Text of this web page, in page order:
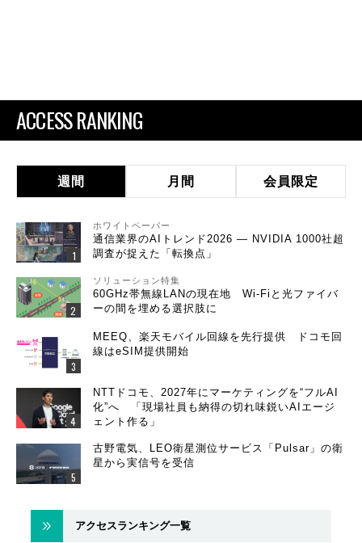
ACCESS RANKING
週間 月間 会員限定
ホワイトペーパー
通信業界のAIトレンド2026 ― NVIDIA 1000社超
調査が捉えた「転換点」
ソリューション特集
60GHz帯無線LANの現在地 Wi-Fiと光ファイバ
ーの間を埋める選択肢に
MEEQ、楽天モバイル回線を先行提供 ドコモ回
線はeSIM提供開始
NTTドコモ、2027年にマーケティングを“フルAI
化”へ 「現場社員も納得の切れ味鋭いAIエージ
ェント作る」
古野電気、LEO衛星測位サービス「Pulsar」の衛
星から実信号を受信
アクセスランキング一覧